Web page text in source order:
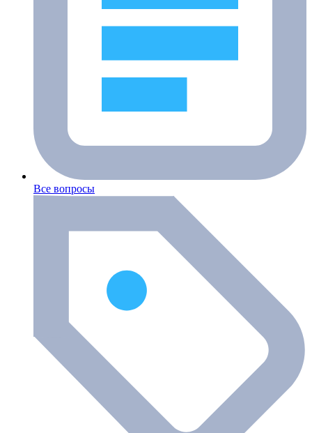
Все вопросы